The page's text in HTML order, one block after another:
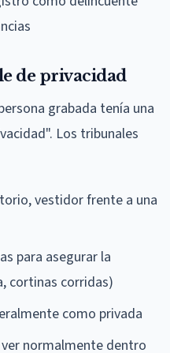
de privacidad
grabada tenía una
Los tribunales
vestidor frente a una
para asegurar la
cortinas corridas)
como privada
normalmente dentro